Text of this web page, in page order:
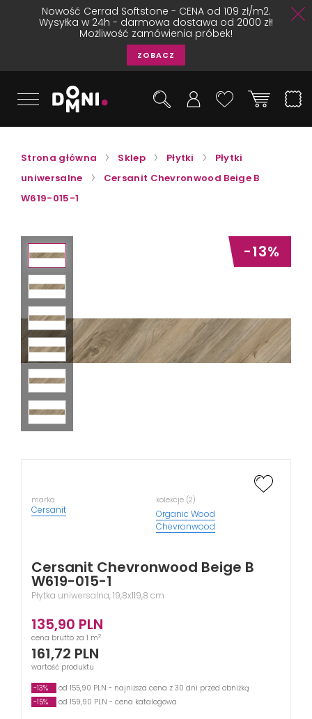
Nowość Cerrad Softstone - CENA od 109 zł/m2.
Wysyłka w 24h - darmowa dostawa od 2000 zł!
Możliwość zamówienia próbek!
ZOBACZ
Strona główna Sklep Płytki
Płytki
uniwersalne
Cersanit Chevronwood Beige B
W619-015-1
-13%
marka
Cersanit
kolekcje (2)
Organic Wood
Chevronwood
Cersanit Chevronwood Beige B
W619-015-1
Płytka uniwersalna, 19,8x119,8 cm
135,90 PLN
cena brutto za 1 m2
161,72 PLN
wartość produktu
-13%
od 155,90 PLN - najniższa cena z 30 dni przed obniżką
-15%
od 159,90 PLN - cena katalogowa